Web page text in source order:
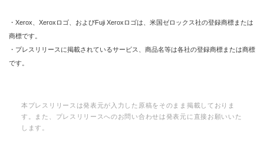
・Xerox、Xeroxロゴ、およびFuji Xeroxロゴは、米国ゼロックス社の登録商標または
商標です。
・プレスリリースに掲載されているサービス、商品名等は各社の登録商標または商標
です。
本プレスリリースは発表元が入力した原稿をそのまま掲載しておりま
す。また、プレスリリースへのお問い合わせは発表元に直接お願いいた
します。